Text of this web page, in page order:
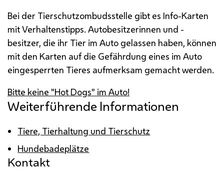
Bei der Tierschutzombudsstelle gibt es Info-Karten
mit Verhaltenstipps. Autobesitzerinnen und -
besitzer, die ihr Tier im Auto gelassen haben, können
mit den Karten auf die Gefährdung eines im Auto
eingesperrten Tieres aufmerksam gemacht werden.
Bitte keine "Hot Dogs" im Auto!
Weiterführende Informationen
Tiere, Tierhaltung und Tierschutz
Hundebadeplätze
Kontakt